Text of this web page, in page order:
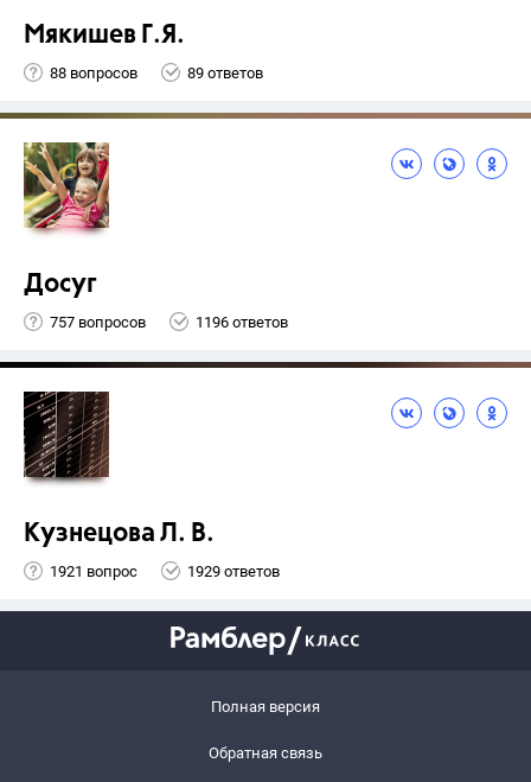
Мякишев Г.Я.
88 вопросов 89 ответов
Досуг
757 вопросов 1196 ответов
Кузнецова Л. В.
1921 вопрос 1929 ответов
Полная версия
Обратная связь